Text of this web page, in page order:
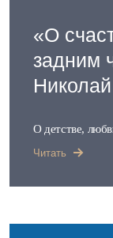
«О
задним
О детстве,
Читать